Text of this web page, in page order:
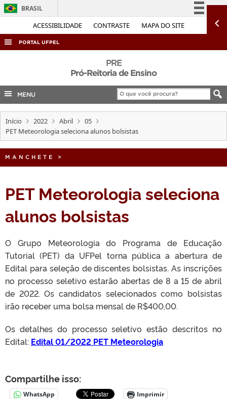
ACESSIBILIDADE CONTRASTE MAPA DO SITE
BRASIL
Simplifique!
Acesso à informação
Legislação
Canais
PORTAL UFPEL
COBALTO
CONCURSOS
EDITAIS
TELEFONES
PRE
Pró-Reitoria de Ensino
MENU
Início 2022 Abril
05
PET Meteorologia seleciona alunos bolsistas
MANCHETE >
PET Meteorologia seleciona
alunos bolsistas
O Grupo Meteorologia do Programa de Educação
Tutorial (PET) da UFPel torna pública a abertura de
Edital para seleção de discentes bolsistas. As inscrições
no processo seletivo estarão abertas de 8 a 15 de abril
de 2022. Os candidatos selecionados como bolsistas
irão receber uma bolsa mensal de R$400,00.
Os detalhes do processo seletivo estão descritos no
Edital: Edital 01/2022 PET Meteorologia
Compartilhe isso:
WhatsApp Imprimir